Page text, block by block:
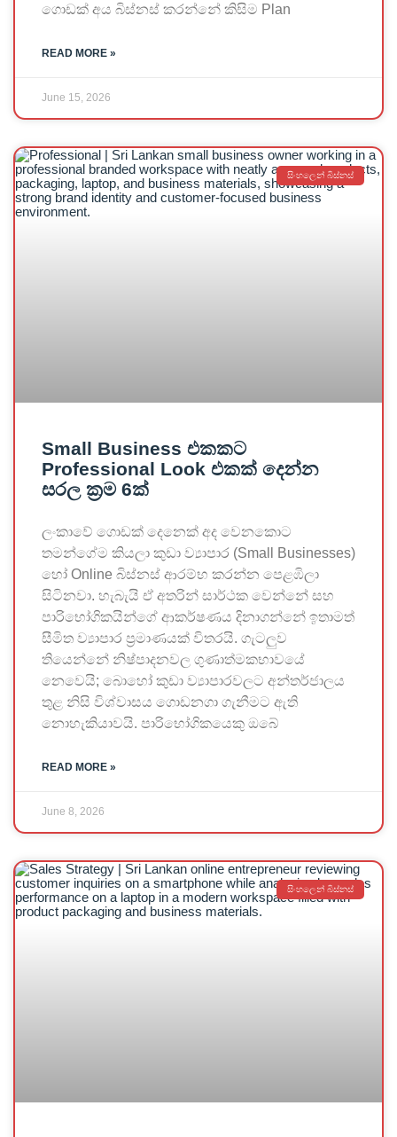
ගොඩක් අය බිස්නස් කරන්නේ කිසිම Plan
READ MORE »
June 15, 2026
සිංහලෙන් බිස්නස්
Small Business එකකට
Professional Look එකක් දෙන්න
සරල ක්‍රම 6ක්
ලංකාවේ ගොඩක් දෙනෙක් අද වෙනකොට
තමන්ගේම කියලා කුඩා ව්‍යාපාර (Small Businesses)
හෝ Online බිස්නස් ආරම්භ කරන්න පෙළඹිලා
සිටිනවා. හැබැයි ඒ අතරින් සාර්ථක වෙන්නේ සහ
පාරිභෝගිකයින්ගේ ආකර්ෂණය දිනාගන්නේ ඉතාමත්
සීමිත ව්‍යාපාර ප්‍රමාණයක් විතරයි. ගැටලුව
තියෙන්නේ නිෂ්පාදනවල ගුණාත්මකභාවයේ
නෙවෙයි; බොහෝ කුඩා ව්‍යාපාරවලට අන්තර්ජාලය
තුළ නිසි විශ්වාසය ගොඩනගා ගැනීමට ඇති
නොහැකියාවයි. පාරිභෝගිකයෙකු ඔබේ
READ MORE »
June 8, 2026
සිංහලෙන් බිස්නස්